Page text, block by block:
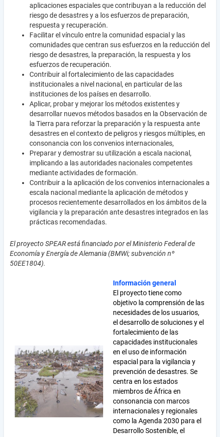
aplicaciones espaciales que contribuyan a la reducción del
riesgo de desastres y a los esfuerzos de preparación,
respuesta y recuperación.
Facilitar el vínculo entre la comunidad espacial y las
comunidades que centran sus esfuerzos en la reducción del
riesgo de desastres, la preparación, la respuesta y los
esfuerzos de recuperación.
Contribuir al fortalecimiento de las capacidades
institucionales a nivel nacional, en particular de las
instituciones de los países en desarrollo.
Aplicar, probar y mejorar los métodos existentes y
desarrollar nuevos métodos basados en la Observación de
la Tierra para reforzar la preparación y la respuesta ante
desastres en el contexto de peligros y riesgos múltiples, en
consonancia con los convenios internacionales,
Preparar y demostrar su utilización a escala nacional,
implicando a las autoridades nacionales competentes
mediante actividades de formación.
Contribuir a la aplicación de los convenios internacionales a
escala nacional mediante la aplicación de métodos y
procesos recientemente desarrollados en los ámbitos de la
vigilancia y la preparación ante desastres integrados en las
prácticas recomendadas.
El proyecto SPEAR está financiado por el Ministerio Federal de
Economía y Energía de Alemania (BMWi; subvención nº
50EE1804).
Información general
El proyecto tiene como
objetivo la comprensión de las
necesidades de los usuarios,
el desarrollo de soluciones y el
fortalecimiento de las
capacidades institucionales
en el uso de información
espacial para la vigilancia y
prevención de desastres. Se
centra en los estados
miembros de África en
consonancia con marcos
internacionales y regionales
como la Agenda 2030 para el
Desarrollo Sostenible, el